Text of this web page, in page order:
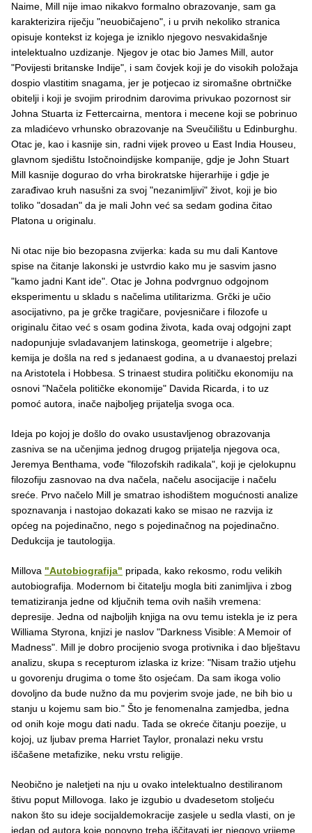
Naime, Mill nije imao nikakvo formalno obrazovanje, sam ga
karakterizira riječju "neuobičajeno", i u prvih nekoliko stranica
opisuje kontekst iz kojega je izniklo njegovo nesvakidašnje
intelektualno uzdizanje. Njegov je otac bio James Mill, autor
"Povijesti britanske Indije", i sam čovjek koji je do visokih položaja
dospio vlastitim snagama, jer je potjecao iz siromašne obrtničke
obitelji i koji je svojim prirodnim darovima privukao pozornost sir
Johna Stuarta iz Fettercairna, mentora i mecene koji se pobrinuo
za mladićevo vrhunsko obrazovanje na Sveučilištu u Edinburghu.
Otac je, kao i kasnije sin, radni vijek proveo u East India Houseu,
glavnom sjedištu Istočnoindijske kompanije, gdje je John Stuart
Mill kasnije dogurao do vrha birokratske hijerarhije i gdje je
zarađivao kruh nasušni za svoj "nezanimljivi" život, koji je bio
toliko "dosadan" da je mali John već sa sedam godina čitao
Platona u originalu.
Ni otac nije bio bezopasna zvijerka: kada su mu dali Kantove
spise na čitanje lakonski je ustvrdio kako mu je sasvim jasno
"kamo jadni Kant ide". Otac je Johna podvrgnuo odgojnom
eksperimentu u skladu s načelima utilitarizma. Grčki je učio
asocijativno, pa je grčke tragičare, povjesničare i filozofe u
originalu čitao već s osam godina života, kada ovaj odgojni zapt
nadopunjuje svladavanjem latinskoga, geometrije i algebre;
kemija je došla na red s jedanaest godina, a u dvanaestoj prelazi
na Aristotela i Hobbesa. S trinaest studira političku ekonomiju na
osnovi "Načela političke ekonomije" Davida Ricarda, i to uz
pomoć autora, inače najboljeg prijatelja svoga oca.
Ideja po kojoj je došlo do ovako usustavljenog obrazovanja
zasniva se na učenjima jednog drugog prijatelja njegova oca,
Jeremya Benthama, vođe "filozofskih radikala", koji je cjelokupnu
filozofiju zasnovao na dva načela, načelu asocijacije i načelu
sreće. Prvo načelo Mill je smatrao ishodištem mogućnosti analize
spoznavanja i nastojao dokazati kako se misao ne razvija iz
općeg na pojedinačno, nego s pojedinačnog na pojedinačno.
Dedukcija je tautologija.
Millova "Autobiografija" pripada, kako rekosmo, rodu velikih
autobiografija. Modernom bi čitatelju mogla biti zanimljiva i zbog
tematiziranja jedne od ključnih tema ovih naših vremena:
depresije. Jedna od najboljih knjiga na ovu temu istekla je iz pera
Williama Styrona, knjizi je naslov "Darkness Visible: A Memoir of
Madness". Mill je dobro procijenio svoga protivnika i dao blještavu
analizu, skupa s recepturom izlaska iz krize: "Nisam tražio utjehu
u govorenju drugima o tome što osjećam. Da sam ikoga volio
dovoljno da bude nužno da mu povjerim svoje jade, ne bih bio u
stanju u kojemu sam bio." Što je fenomenalna zamjedba, jedna
od onih koje mogu dati nadu. Tada se okreće čitanju poezije, u
kojoj, uz ljubav prema Harriet Taylor, pronalazi neku vrstu
iščašene metafizike, neku vrstu religije.
Neobično je naletjeti na nju u ovako intelektualno destiliranom
štivu poput Millovoga. Iako je izgubio u dvadesetom stoljeću
nakon što su ideje socijaldemokracije zasjele u sedla vlasti, on je
jedan od autora koje ponovno treba iščitavati jer njegovo vrijeme